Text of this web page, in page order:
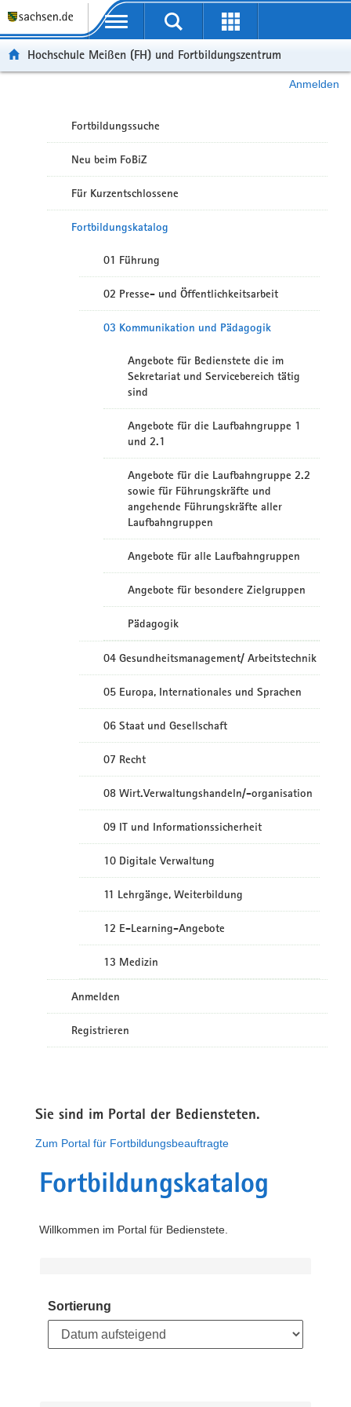
Portalübergreifende Navigation
Hochschule Meißen (FH) und Fortbildungszentrum
Anmelden
Fortbildungssuche
Neu beim FoBiZ
Für Kurzentschlossene
Fortbildungskatalog
01 Führung
02 Presse- und Öffentlichkeitsarbeit
03 Kommunikation und Pädagogik
Angebote für Bedienstete die im
Sekretariat und Servicebereich tätig
sind
Angebote für die Laufbahngruppe 1
und 2.1
Angebote für die Laufbahngruppe 2.2
sowie für Führungskräfte und
angehende Führungskräfte aller
Laufbahngruppen
Angebote für alle Laufbahngruppen
Angebote für besondere Zielgruppen
Pädagogik
04 Gesundheitsmanagement/ Arbeitstechnik
05 Europa, Internationales und Sprachen
06 Staat und Gesellschaft
07 Recht
08 Wirt.Verwaltungshandeln/-organisation
09 IT und Informationssicherheit
10 Digitale Verwaltung
11 Lehrgänge, Weiterbildung
12 E-Learning-Angebote
13 Medizin
Anmelden
Registrieren
Sie sind im Portal der Bediensteten.
Zum Portal für Fortbildungsbeauftragte
Fortbildungskatalog
Willkommen im Portal für Bedienstete.
Sortierung